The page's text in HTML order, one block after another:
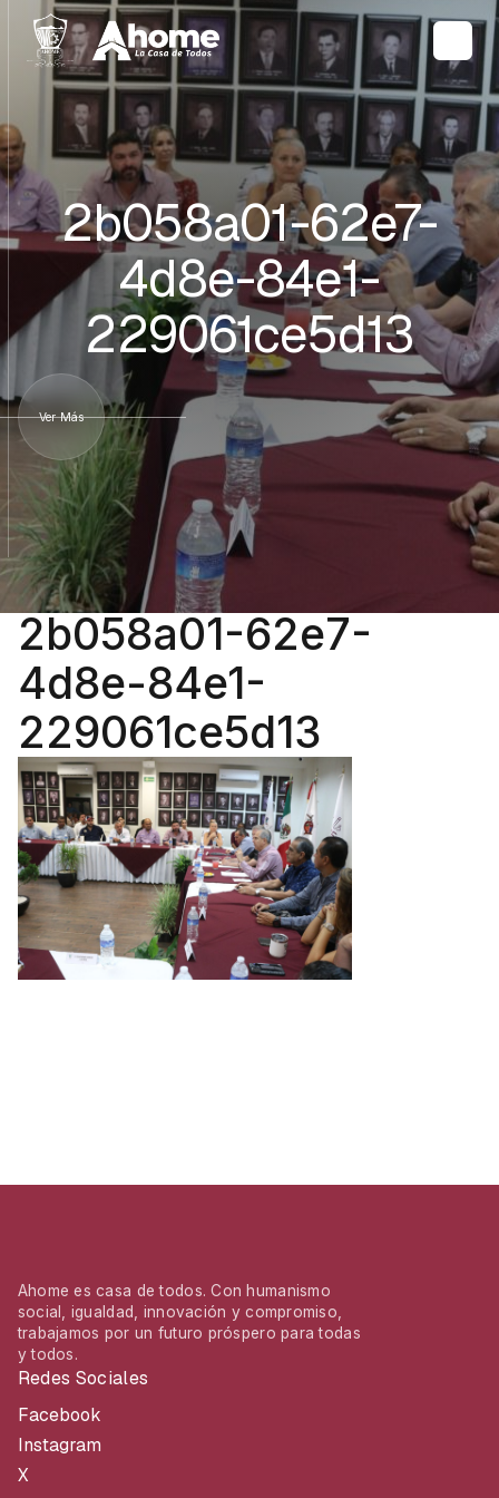
2b058a01-62e7-
4d8e-84e1-
229061ce5d13
Ver Más
2b058a01-62e7-
4d8e-84e1-
229061ce5d13
Ahome es casa de todos. Con humanismo
social, igualdad, innovación y compromiso,
trabajamos por un futuro próspero para todas
y todos.
Redes Sociales
Facebook
Instagram
X